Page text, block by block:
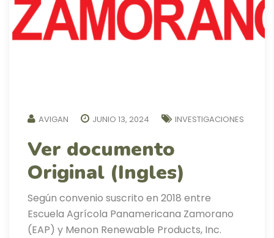
AVIGAN JUNIO 13, 2024 INVESTIGACIONES
Ver documento
Original (Ingles)
Según convenio suscrito en 2018 entre
Escuela Agrícola Panamericana Zamorano
(EAP) y Menon Renewable Products, Inc.